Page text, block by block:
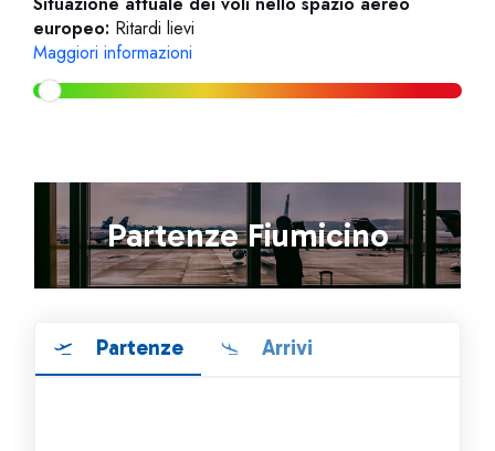
europeo: Ritardi lievi
Maggiori informazioni
Partenze Fiumicino
Partenze Arrivi